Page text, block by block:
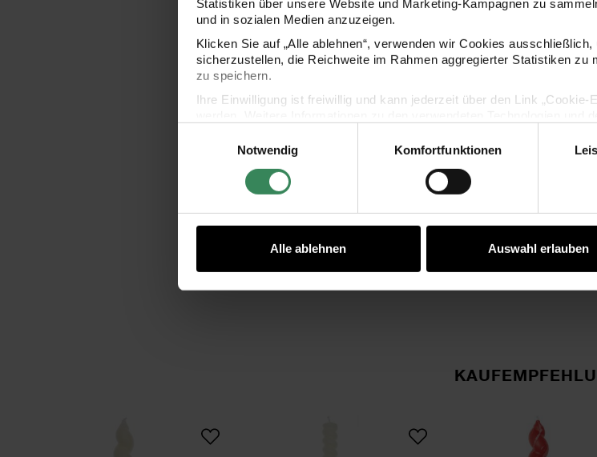
Statistiken über unsere Website und Marketing-Kampagnen zu
und in sozialen Medien anzuzeigen.
Klicken Sie auf „Alle ablehnen“, verwenden wir Cookies
sicherzustellen, die Reichweite im Rahmen aggregierter Statistiken zu
zu speichern.
Ihre Einwilligung ist freiwillig und kann jederzeit über den Link
Impressum
Datenschutz Vertrag widerrufen
Notwendig
Komfortfunktionen
Alle ablehnen Auswahl erlauben
WARNHINWEISE